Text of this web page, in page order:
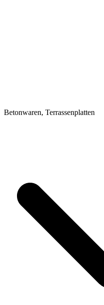
Betonwaren, Terrassenplatten